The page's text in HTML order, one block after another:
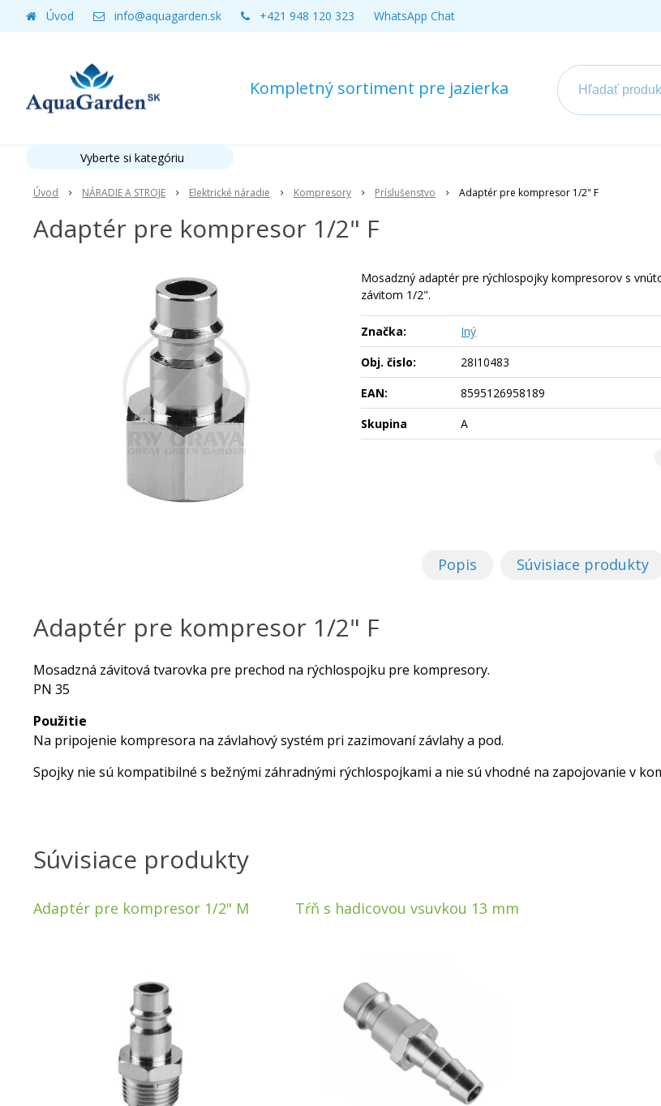
Kompletný sortiment pre jazierka
Úvod info@aquagarden.sk +421 948 120 323 WhatsApp Chat
Úvod NÁRADIE A STROJE Elektrické náradie Kompresory Príslušenstvo Adaptér pre kompresor 1/2" F
Adaptér pre kompresor 1/2" F
Mosadzný adaptér pre rýchlospojky kompresorov s
závitom 1/2".
Značka:
Iný
Obj. čislo:
28I10483
EAN:
8595126958189
Skupina
A
Popis Súvisiace produkty
Adaptér pre kompresor 1/2" F
Mosadzná závitová tvarovka pre prechod na rýchlospojku pre kompresory.
PN 35
Použitie
Na pripojenie kompresora na závlahový systém pri zazimovaní závlahy a pod.
Spojky nie sú kompatibilné s bežnými záhradnými rýchlospojkami a nie sú vhodné na zapojovanie v
Súvisiace produkty
Adaptér pre kompresor 1/2" M Tŕň s hadicovou vsuvkou 13 mm
Vyberte si kategóriu